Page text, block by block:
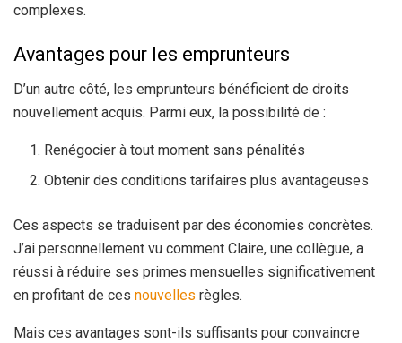
complexes.
Avantages pour les emprunteurs
D’un autre côté, les emprunteurs bénéficient de droits
nouvellement acquis. Parmi eux, la possibilité de :
Renégocier à tout moment sans pénalités
Obtenir des conditions tarifaires plus avantageuses
Ces aspects se traduisent par des économies concrètes.
J’ai personnellement vu comment Claire, une collègue, a
réussi à réduire ses primes mensuelles significativement
en profitant de ces nouvelles règles.
Mais ces avantages sont-ils suffisants pour convaincre